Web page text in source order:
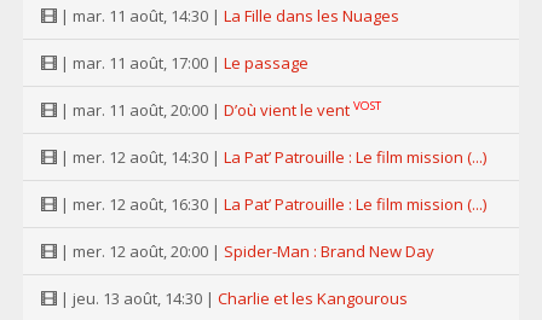
| mar. 11 août, 14:30 | La Fille dans les Nuages
| mar. 11 août, 17:00 | Le passage
| mar. 11 août, 20:00 | D’où vient le vent VOST
| mer. 12 août, 14:30 | La Pat’ Patrouille : Le film mission (...)
| mer. 12 août, 16:30 | La Pat’ Patrouille : Le film mission (...)
| mer. 12 août, 20:00 | Spider-Man : Brand New Day
| jeu. 13 août, 14:30 | Charlie et les Kangourous